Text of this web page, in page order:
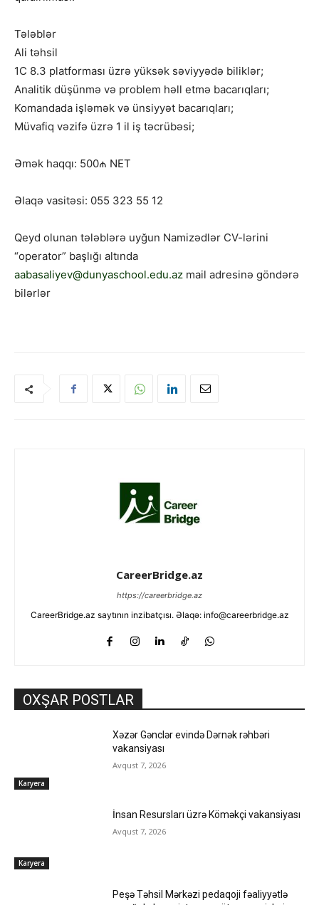
Tələblər
Ali təhsil
1C 8.3 platforması üzrə yüksək səviyyədə biliklər;
Analitik düşünmə və problem həll etmə bacarıqları;
Komandada işləmək və ünsiyyət bacarıqları;
Müvafiq vəzifə üzrə 1 il iş təcrübəsi;
Əmək haqqı: 500₼ NET
Əlaqə vasitəsi: 055 323 55 12
Qeyd olunan tələblərə uyğun Namizədlər CV-lərini
“operator” başlığı altında
aabasaliyev@dunyaschool.edu.az mail adresinə göndərə
bilərlər
CareerBridge.az
https://careerbridge.az
CareerBridge.az saytının inzibatçısı. Əlaqə: info@careerbridge.az
OXŞAR POSTLAR
Karyera
Xəzər Gənclər evində Dərnək rəhbəri
vakansiyası
Avqust 7, 2026
Karyera
İnsan Resursları üzrə Köməkçi vakansiyası
Avqust 7, 2026
Peşə Təhsil Mərkəzi pedaqoji fəaliyyətlə